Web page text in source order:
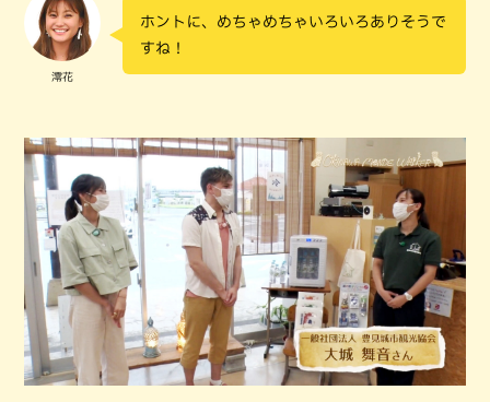
澪花
ホントに、めちゃめちゃいろいろありそうで
すね！